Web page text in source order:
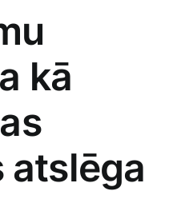
kā
atslēga